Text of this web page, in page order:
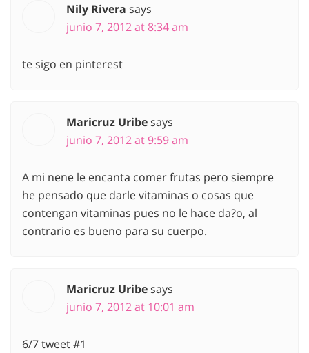
Nily Rivera says
junio 7, 2012 at 8:34 am
te sigo en pinterest
Maricruz Uribesays
junio 7, 2012 at 9:59 am
A mi nene le encanta comer frutas pero siempre
he pensado que darle vitaminas o cosas que
contengan vitaminas pues no le hace da?o, al
contrario es bueno para su cuerpo.
Maricruz Uribesays
junio 7, 2012 at 10:01 am
6/7 tweet #1